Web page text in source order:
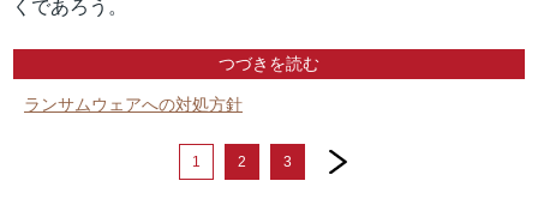
くであろう。
つづきを読む
ランサムウェアへの対処方針
1 2 3
next